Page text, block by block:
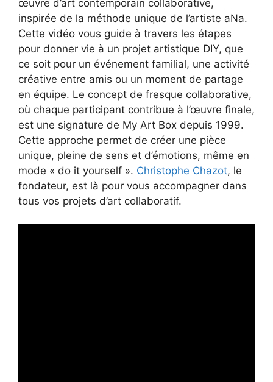
œuvre d’art contemporain collaborative,
inspirée de la méthode unique de l’artiste aNa.
Cette vidéo vous guide à travers les étapes
pour donner vie à un projet artistique DIY, que
ce soit pour un événement familial, une activité
créative entre amis ou un moment de partage
en équipe. Le concept de fresque collaborative,
où chaque participant contribue à l’œuvre finale,
est une signature de My Art Box depuis 1999.
Cette approche permet de créer une pièce
unique, pleine de sens et d’émotions, même en
mode « do it yourself ». Christophe Chazot, le
fondateur, est là pour vous accompagner dans
tous vos projets d’art collaboratif.